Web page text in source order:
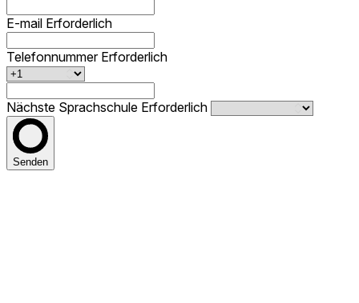
E-mail Erforderlich
Telefonnummer Erforderlich
Nächste Sprachschule Erforderlich
Senden